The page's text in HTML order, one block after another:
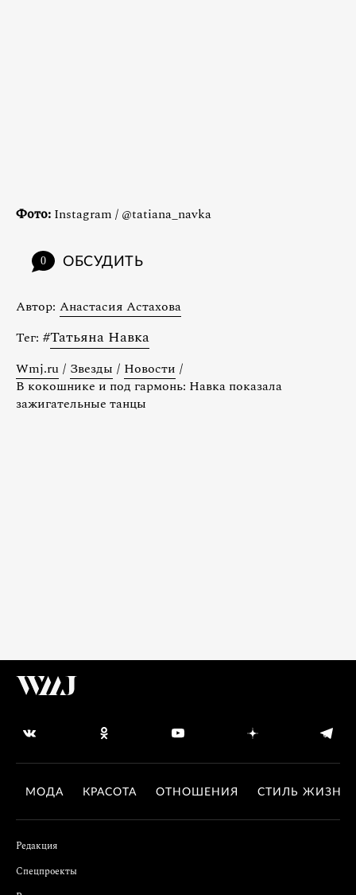
Фото: Instagram / @tatiana_navka
0 ОБСУДИТЬ
Автор: Анастасия Астахова
Тег: #Татьяна Навка
Wmj.ru / Звезды / Новости /
В кокошнике и под гармонь: Навка показала
зажигательные танцы
МОДА КРАСОТА ОТНОШЕНИЯ СТИЛЬ ЖИЗНИ
Редакция
Спецпроекты